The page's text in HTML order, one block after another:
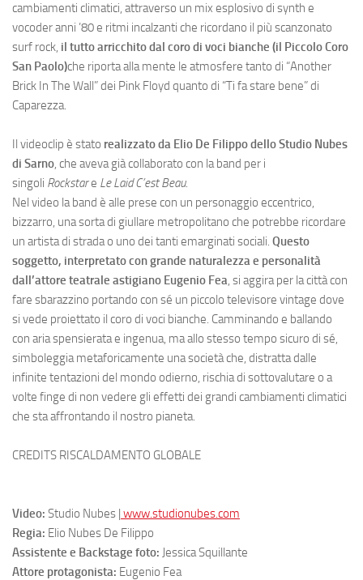
cambiamenti climatici, attraverso un mix esplosivo di synth e
vocoder anni ’80 e ritmi incalzanti che ricordano il più scanzonato
surf rock, il tutto arricchito dal coro di voci bianche (il Piccolo Coro
San Paolo)che riporta alla mente le atmosfere tanto di “Another
Brick In The Wall” dei Pink Floyd quanto di “Ti fa stare bene” di
Caparezza.
Il videoclip è stato realizzato da Elio De Filippo dello Studio Nubes
di Sarno, che aveva già collaborato con la band per i
singoli Rockstare Le Laid C’est Beau.
Nel video la band è alle prese con un personaggio eccentrico,
bizzarro, una sorta di giullare metropolitano che potrebbe ricordare
un artista di strada o uno dei tanti emarginati sociali. Questo
soggetto, interpretato con grande naturalezza e personalità
dall’attore teatrale astigiano Eugenio Fea, si aggira per la città con
fare sbarazzino portando con sé un piccolo televisore vintage dove
si vede proiettato il coro di voci bianche. Camminando e ballando
con aria spensierata e ingenua, ma allo stesso tempo sicuro di sé,
simboleggia metaforicamente una società che, distratta dalle
infinite tentazioni del mondo odierno, rischia di sottovalutare o a
volte finge di non vedere gli effetti dei grandi cambiamenti climatici
che sta affrontando il nostro pianeta.
CREDITS RISCALDAMENTO GLOBALE
Video: Studio Nubes | www.studionubes.com
Regia: Elio Nubes De Filippo
Assistente e Backstage foto: Jessica Squillante
Attore protagonista: Eugenio Fea